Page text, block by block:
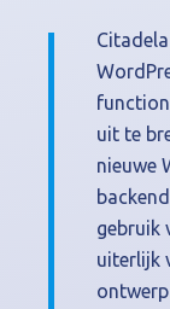
uit te
nieuwe
gebruik
uiterlijk